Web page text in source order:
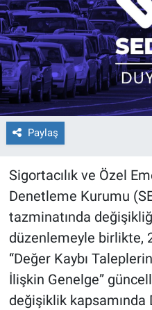
Paylaş
Sigortacılık ve Özel
Denetleme Kurumu
tazminatında
düzenlemeyle birlikte,
“Değer Kaybı
İlişkin Genelge”
değişiklik kapsamında